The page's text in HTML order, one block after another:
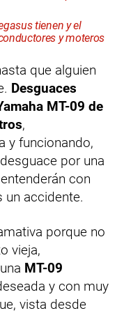
tienen y el
y moteros
que alguien
Desguaces
MT-09 de
,
y funcionando,
por una
con
un accidente.
porque no
vieja,
MT-09
y con muy
vista desde